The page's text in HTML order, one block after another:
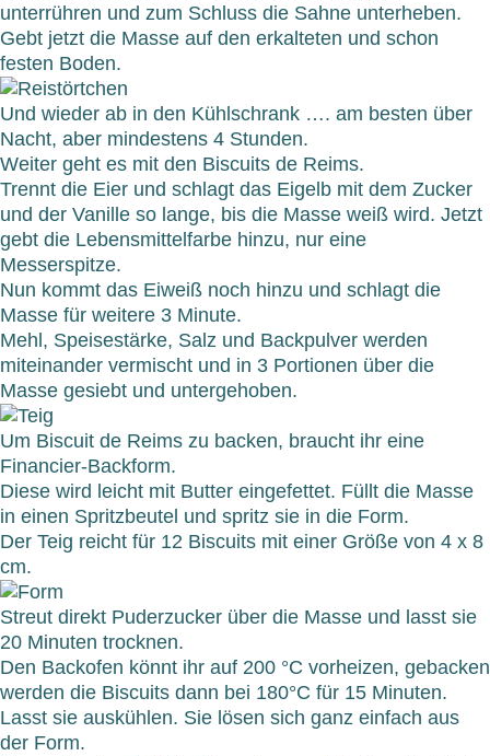
unterrühren und zum Schluss die Sahne unterheben.
Gebt jetzt die Masse auf den erkalteten und schon
festen Boden.
Und wieder ab in den Kühlschrank …. am besten über
Nacht, aber mindestens 4 Stunden.
Weiter geht es mit den Biscuits de Reims.
Trennt die Eier und schlagt das Eigelb mit dem Zucker
und der Vanille so lange, bis die Masse weiß wird. Jetzt
gebt die Lebensmittelfarbe hinzu, nur eine
Messerspitze.
Nun kommt das Eiweiß noch hinzu und schlagt die
Masse für weitere 3 Minute.
Mehl, Speisestärke, Salz und Backpulver werden
miteinander vermischt und in 3 Portionen über die
Masse gesiebt und untergehoben.
Um Biscuit de Reims zu backen, braucht ihr eine
Financier-Backform.
Diese wird leicht mit Butter eingefettet. Füllt die Masse
in einen Spritzbeutel und spritz sie in die Form.
Der Teig reicht für 12 Biscuits mit einer Größe von 4 x 8
cm.
Streut direkt Puderzucker über die Masse und lasst sie
20 Minuten trocknen.
Den Backofen könnt ihr auf 200 °C vorheizen, gebacken
werden die Biscuits dann bei 180°C für 15 Minuten.
Lasst sie auskühlen. Sie lösen sich ganz einfach aus
der Form.